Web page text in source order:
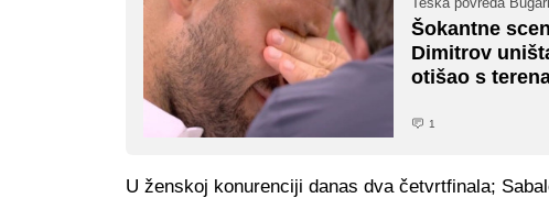
Šokantne
Dimitrov
otišao s
1
U ženskoj konurenciji danas dva četvrtfinala;